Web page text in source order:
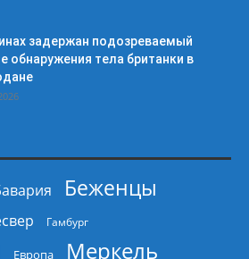
задержан подозреваемый
обнаружения тела британки в
Беженцы
Гамбург
Европа Меркель